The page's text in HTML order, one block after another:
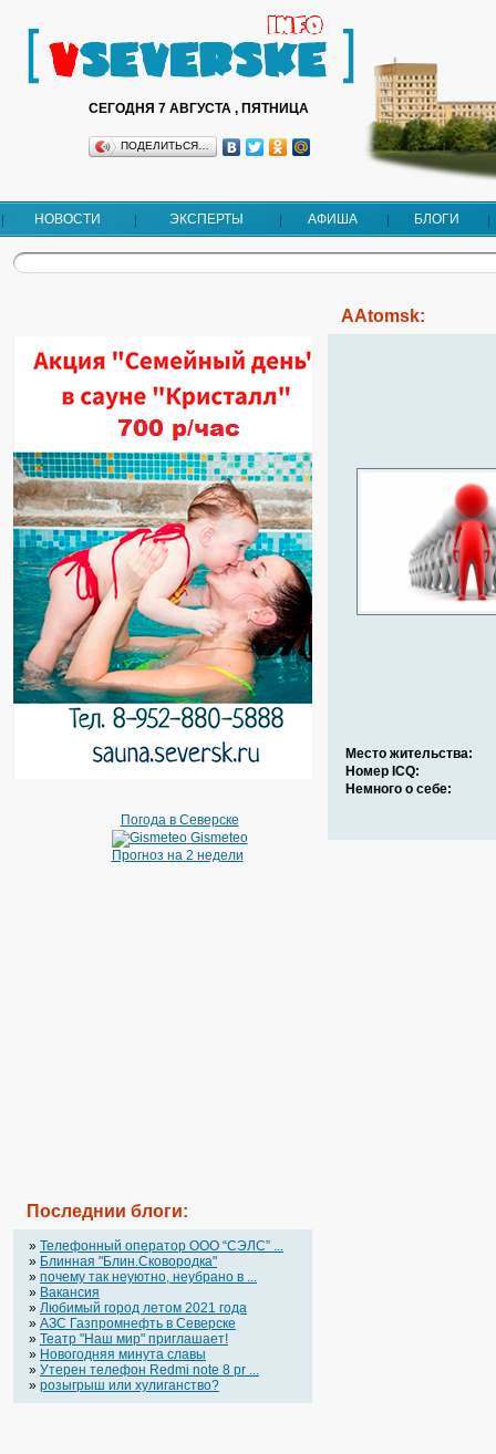
СЕГОДНЯ 7 АВГУСТА , ПЯТНИЦА
ПОДЕЛИТЬСЯ…
НОВОСТИ ЭКСПЕРТЫ АФИША БЛОГИ
Погода в Северске
Gismeteo
Прогноз на 2 недели
Последнии блоги:
» Телефонный оператор OOO “СЭЛС” ...
» Блинная "Блин.Сковородка"
» почему так неуютно, неубрано в ...
» Вакансия
» Любимый город летом 2021 года
» АЗС Газпромнефть в Северске
» Театр "Наш мир" приглашает!
» Новогодняя минута славы
» Утерен телефон Redmi note 8 pr ...
» розыгрыш или хулиганство?
AAtomsk:
Место жительства:
Номер ICQ:
Немного о себе: